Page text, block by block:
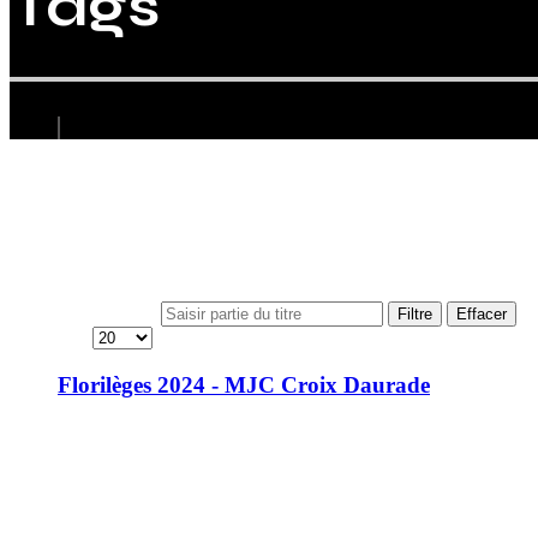
Filtre Effacer
Florilèges 2024 - MJC Croix Daurade